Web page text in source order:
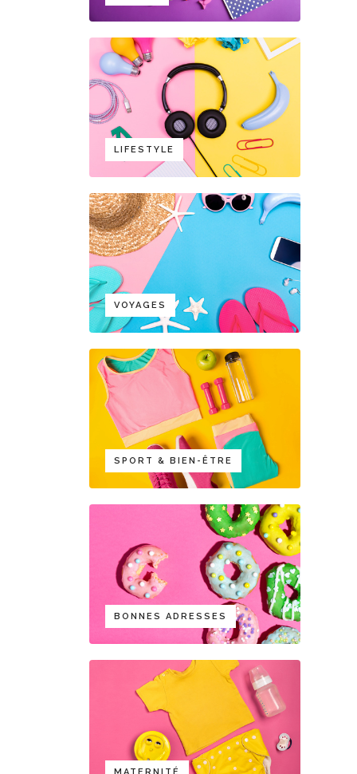
LIFESTYLE
VOYAGES
SPORT & BIEN-ÊTRE
BONNES ADRESSES
MATERNITÉ